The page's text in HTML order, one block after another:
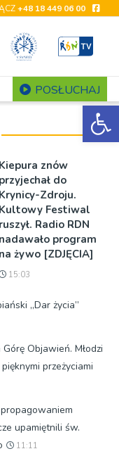
+48 18 449 06 00
POSŁUCHAJ
Kiepura znów
przyjechał do
Krynicy-Zdroju.
Kultowy Festiwal
ruszył. Radio RDN
nadawało program
na żywo [ZDJĘCIA]
15:03
„Dar życia”
Objawień. Młodzi
przeżyciami
upamiętnili św.
11:11